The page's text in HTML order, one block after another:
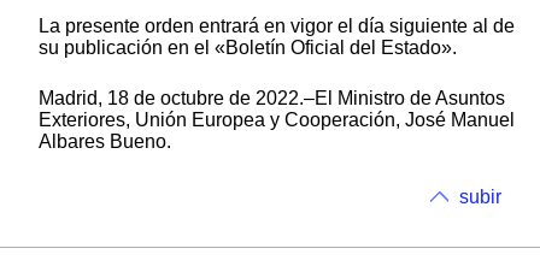
La presente orden entrará en vigor el día siguiente al de
su publicación en el «Boletín Oficial del Estado».
Madrid, 18 de octubre de 2022.–El Ministro de Asuntos
Exteriores, Unión Europea y Cooperación, José Manuel
Albares Bueno.
subir